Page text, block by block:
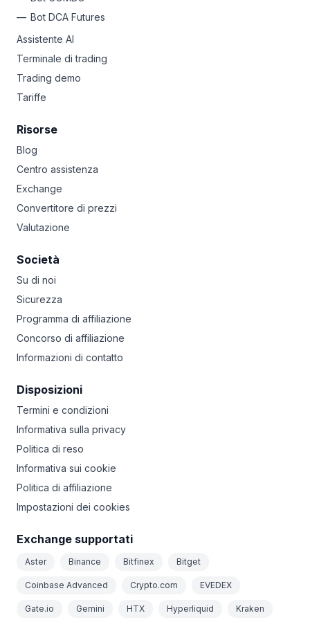
Bot DCA Futures
Assistente AI
Terminale di trading
Trading demo
Tariffe
Risorse
Blog
Centro assistenza
Exchange
Convertitore di prezzi
Valutazione
Società
Su di noi
Sicurezza
Programma di affiliazione
Concorso di affiliazione
Informazioni di contatto
Disposizioni
Termini e condizioni
Informativa sulla privacy
Politica di reso
Informativa sui cookie
Politica di affiliazione
Impostazioni dei cookies
Exchange supportati
Aster Binance Bitfinex Bitget
Coinbase Advanced Crypto.com EVEDEX
Gate.io Gemini HTX Hyperliquid Kraken